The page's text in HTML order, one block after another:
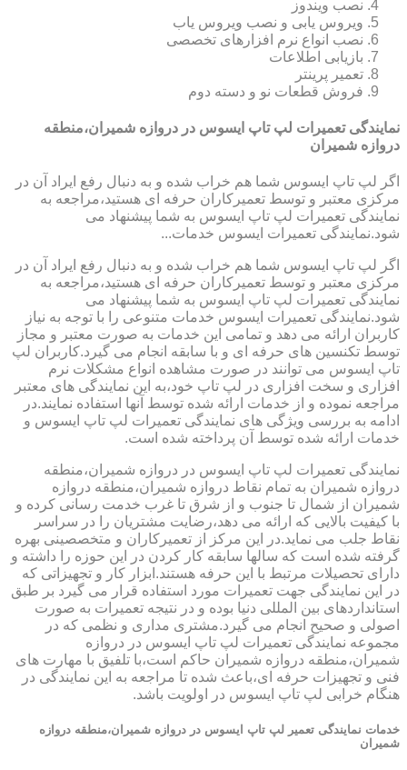
نصب ویندوز
ویروس یابی و نصب ویروس یاب
نصب انواع نرم افزارهای تخصصی
بازیابی اطلاعات
تعمیر پرینتر
فروش قطعات نو و دسته دوم
نمایندگی تعمیرات لپ تاپ ایسوس در دروازه شمیران،منطقه
دروازه شمیران
اگر لپ تاپ ایسوس شما هم خراب شده و به دنبال رفع ایراد آن در
مرکزی معتبر و توسط تعمیرکاران حرفه ای هستید،مراجعه به
نمایندگی تعمیرات لپ تاپ ایسوس به شما پیشنهاد می
شود.نمایندگی تعمیرات ایسوس خدمات...
اگر لپ تاپ ایسوس شما هم خراب شده و به دنبال رفع ایراد آن در
مرکزی معتبر و توسط تعمیرکاران حرفه ای هستید،مراجعه به
نمایندگی تعمیرات لپ تاپ ایسوس به شما پیشنهاد می
شود.نمایندگی تعمیرات ایسوس خدمات متنوعی را با توجه به نیاز
کاربران ارائه می دهد و تمامی این خدمات به صورت معتبر و مجاز
توسط تکنسین های حرفه ای و با سابقه انجام می گیرد.کاربران لپ
تاپ ایسوس می توانند در صورت مشاهده انواع مشکلات نرم
افزاری و سخت افزاری در لپ تاپ خود،به این نمایندگی های معتبر
مراجعه نموده و از خدمات ارائه شده توسط آنها استفاده نمایند.در
ادامه به بررسی ویژگی های نمایندگی تعمیرات لپ تاپ ایسوس و
خدمات ارائه شده توسط آن پرداخته شده است.
نمایندگی تعمیرات لپ تاپ ایسوس در دروازه شمیران،منطقه
دروازه شمیران به تمام نقاط دروازه شمیران،منطقه دروازه
شمیران از شمال تا جنوب و از شرق تا غرب خدمت رسانی کرده و
با کیفیت بالایی که ارائه می دهد،رضایت مشتریان را در سراسر
نقاط جلب می نماید.در این مرکز از تعمیرکاران و متخصصینی بهره
گرفته شده است که سالها سابقه کار کردن در این حوزه را داشته و
دارای تحصیلات مرتبط با این حرفه هستند.ابزار کار و تجهیزاتی که
در این نمایندگی جهت تعمیرات مورد استفاده قرار می گیرد بر طبق
استانداردهای بین المللی دنیا بوده و در نتیجه تعمیرات به صورت
اصولی و صحیح انجام می گیرد.مشتری مداری و نظمی که در
مجموعه نمایندگی تعمیرات لپ تاپ ایسوس در دروازه
شمیران،منطقه دروازه شمیران حاکم است،با تلفیق با مهارت های
فنی و تجهیزات حرفه ای،باعث شده تا مراجعه به این نمایندگی در
هنگام خرابی لپ تاپ ایسوس در اولویت باشد.
خدمات نمایندگی تعمیر لپ تاپ ایسوس در دروازه شمیران،منطقه دروازه
شمیران